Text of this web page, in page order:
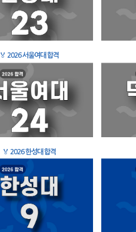
🏅 2026 서울여대 합격
🏅 2026 한성대 합격